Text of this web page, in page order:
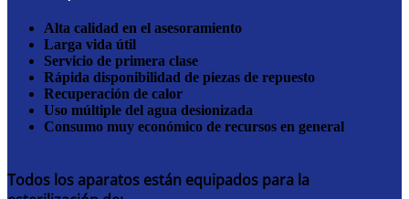
Alta calidad en el asesoramiento
Larga vida útil
Servicio de primera clase
Rápida disponibilidad de piezas de repuesto
Recuperación de calor
Uso múltiple del agua desionizada
Consumo muy económico de recursos en general
Todos los aparatos están equipados para la